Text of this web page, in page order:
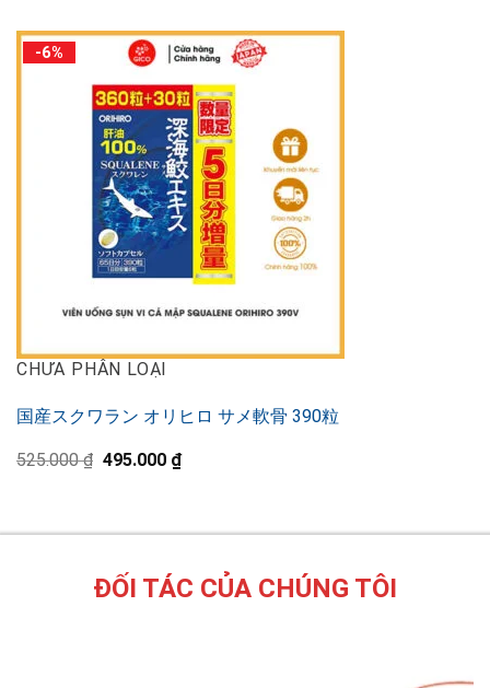
880.000 ₫.
price
850.000 ₫.
-6%
CHƯA PHÂN LOẠI
国産スクワラン オリヒロ サメ軟骨 390粒
525.000₫ Original
495.000 ₫Current
ĐỐI TÁC CỦA CHÚNG TÔI